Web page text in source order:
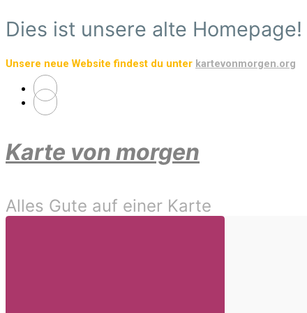
Zum
Hauptinhalt
Dies ist unsere alte Homepage!
Unsere neue Website findest du unter kartevonmorgen.org
Karte von morgen
Alles Gute auf einer Karte